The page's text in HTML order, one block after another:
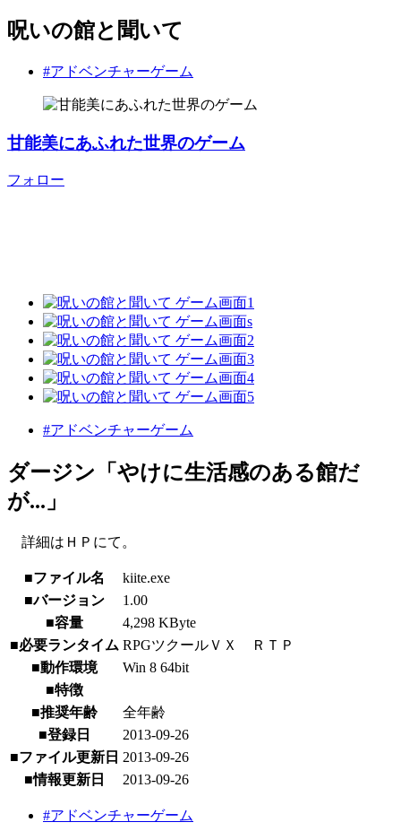
呪いの館と聞いて
#アドベンチャーゲーム
甘能美にあふれた世界のゲーム
フォロー
#アドベンチャーゲーム
ダージン「やけに生活感のある館だ
が...」
詳細はＨＰにて。
■ファイル名
kiite.exe
■バージョン
1.00
■容量
4,298 KByte
■必要ランタイム RPGツクールＶＸ ＲＴＰ
■動作環境
Win 8 64bit
■特徴
■推奨年齢
全年齢
■登録日
2013-09-26
■ファイル更新日 2013-09-26
■情報更新日
2013-09-26
#アドベンチャーゲーム